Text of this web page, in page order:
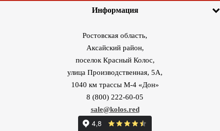
Информация
Ростовская область,
Аксайский район,
поселок Красный Колос,
улица Производственная, 5А,
1040 км трассы М-4 «Дон»
8 (800) 222-60-05
sale@kolos.red